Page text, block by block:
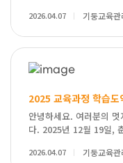
2026.04.07 기둥교육
2025 교육과정 학습도
안녕하세요. 여러분의
다. 2025년 12월 19일,
2026.04.07 기둥교육